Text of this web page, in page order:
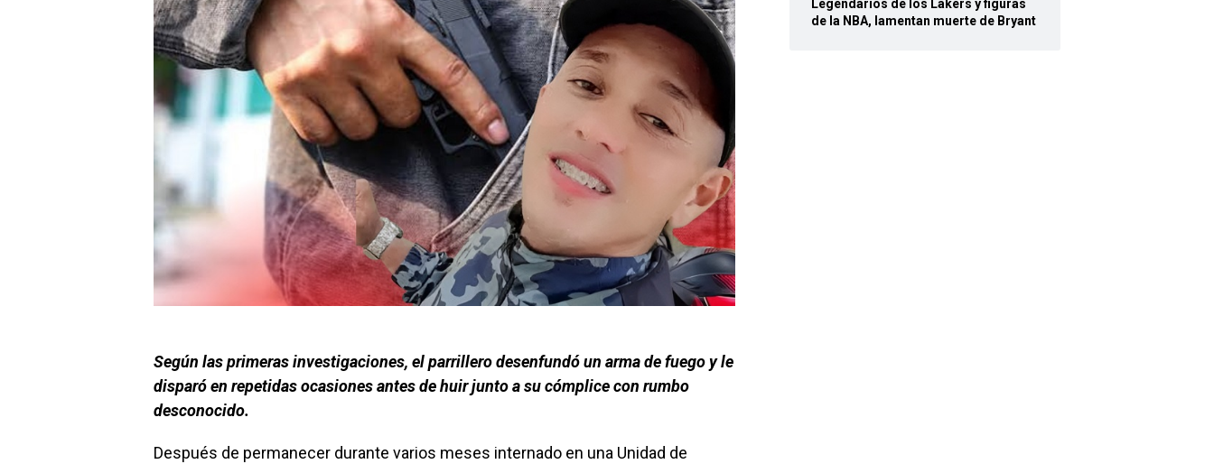
Según las primeras investigaciones, el parrillero desenfundó un arma de fuego y le
disparó en repetidas ocasiones antes de huir junto a su cómplice con rumbo
desconocido.
Después de permanecer durante varios meses internado en una Unidad de
Legendarios de los Lakers y figuras
de la NBA, lamentan muerte de Bryant